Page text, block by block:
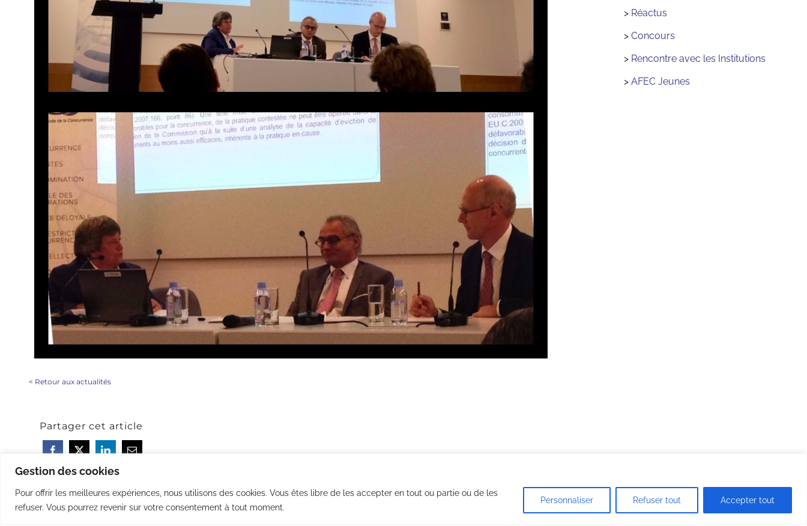
Gestion des cookies
Pour offrir les meilleures expériences, nous utilisons des cookies. Vous êtes libre de les accepter en tout ou partie ou de les
refuser. Vous pourrez revenir sur votre consentement à tout moment.
Personnaliser Refuser tout Accepter tout
< Retour aux actualités
Partager cet article
> Réactus
> Concours
> Rencontre avec les Institutions
>AFEC Jeunes
© Copyright 2022 - | Tous droits réservés | Mentions légales|Plan du site| Réalisé par